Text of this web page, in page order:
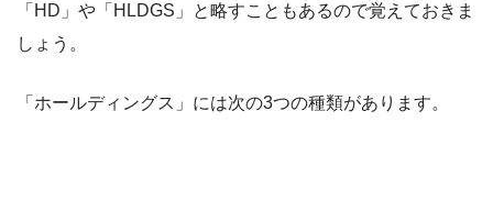
「HD」や「HLDGS」と略すこともあるので覚えておきま
しょう。
「ホールディングス」には次の3つの種類があります。